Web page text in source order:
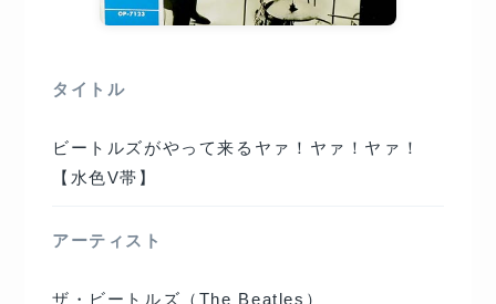
タイトル
ビートルズがやって来るヤァ！ヤァ！ヤァ！
【水色V帯】
アーティスト
ザ・ビートルズ（The Beatles）